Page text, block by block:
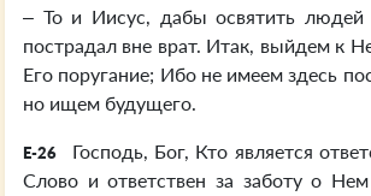
– То и Иисус, дабы освятить
пострадал вне врат. Итак, выйдем к
Его поругание; Ибо не имеем здесь
но ищем будущего.
E-26
Господь, Бог, Кто является
Слово и ответствен за заботу о